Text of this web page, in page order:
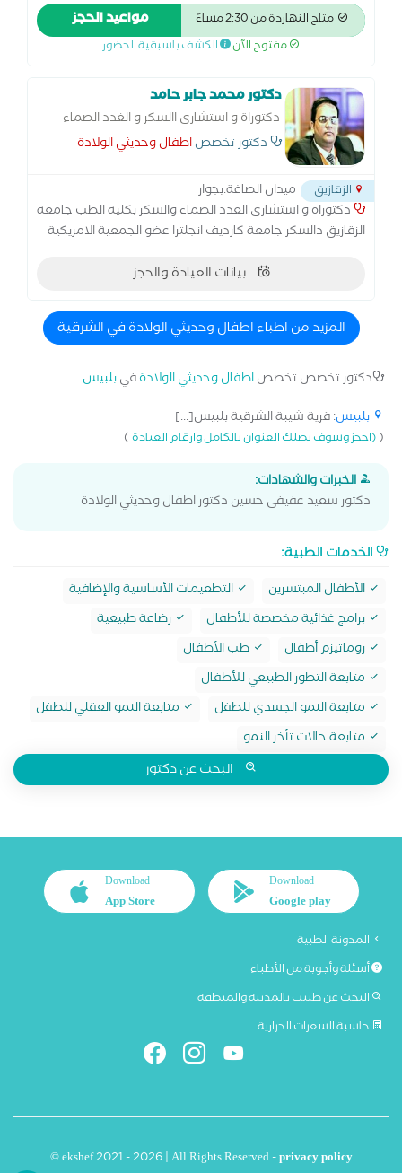
متاح النهاردة من 2:30 مساءً مواعيد الحجز
مفتوح الآن الكشف باسبقية الحضور
دكتور محمد جابر حامد
دكتوراة و استشارى االسكر و الغدد الصماء
بكلية الطب جامعة الزقازيق دالسكر جامعة
دكتور تخصصاطفال وحديثي الولادة
الزقازيق
ميدان الصاغة.بجوار
دكتوراة و استشارى الغدد الصماء والسكر بكلية الطب جامعة
الزقازيق دالسكر جامعة كارديف انجلترا عضو الجمعية الامريكية
عيادة امراض الغدد الصماء و السكر
بيانات العيادة والحجز
المزيد من اطباء اطفال وحديثي الولادة في الشرقية
دكتور تخصص تخصصاطفال وحديثي الولادةفيبلبيس
بلبيس: قرية شيبة الشرقية بلبيس[...]
((احجز وسوف يصلك العنوان بالكامل وارقام العيادة)
الخبرات والشهادات:
دكتور سعيد عفيفى حسين دكتور اطفال وحديثي الولادة
الخدمات الطبية:
الأطفال المبتسرين
التطعيمات الأساسية والإضافية
برامج غذائية مخصصة للأطفال
رضاعة طبيعية
روماتيزم أطفال
طب الأطفال
متابعة التطور الطبيعي للأطفال
متابعة النمو الجسدي للطفل
متابعة النمو العقلي للطفل
متابعة حالات تأخر النمو
البحث عن دكتور
Download
Google play
Download
App Store
المدونة الطبية
أسئلة وأجوبة من الأطباء
البحث عن طبيب بالمدينة والمنطقة
حاسبة السعرات الحرارية
© ekshef 2021 - 2026 | All Rights Reserved -privacy policy